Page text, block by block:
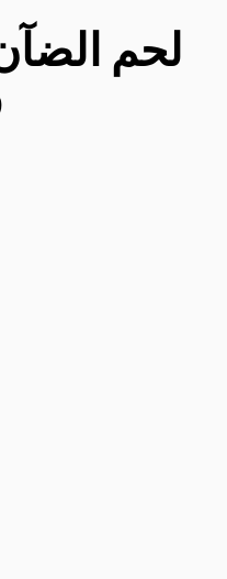
لحم